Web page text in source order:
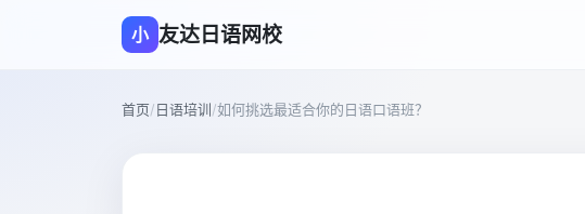
小 友达日语网校
首页/日语培训/如何挑选最适合你的日语口语班？